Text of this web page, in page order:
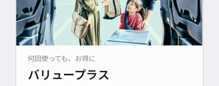
何回使っても、お得に
バリュープラス